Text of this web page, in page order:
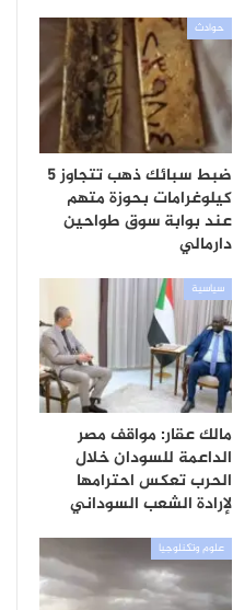
حوادث
ضبط سبائك ذهب تتجاوز 5
كيلوغرامات بحوزة متهم
عند بوابة سوق طواحين
دارمالي
سياسية
مالك عقار: مواقف مصر
الداعمة للسودان خلال
الحرب تعكس احترامها
لإرادة الشعب السوداني
علوم وتكنلوجيا